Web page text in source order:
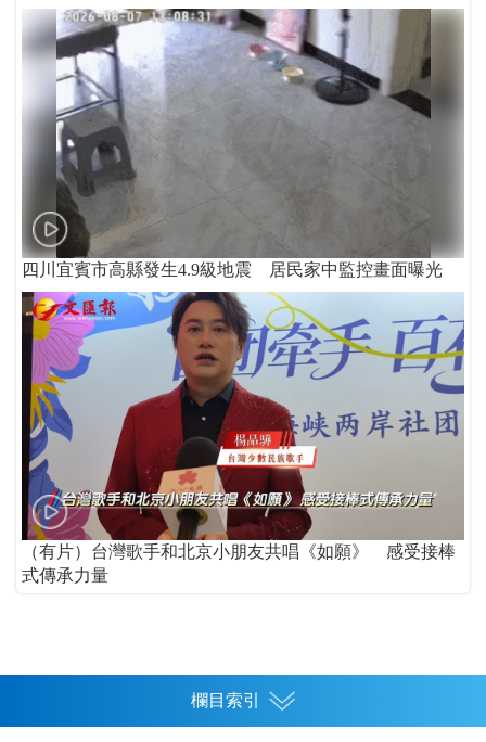
四川宜賓市高縣發生4.9級地震 居民家中監控畫面曝光
（有片）台灣歌手和北京小朋友共唱《如願》 感受接棒
式傳承力量
欄目索引